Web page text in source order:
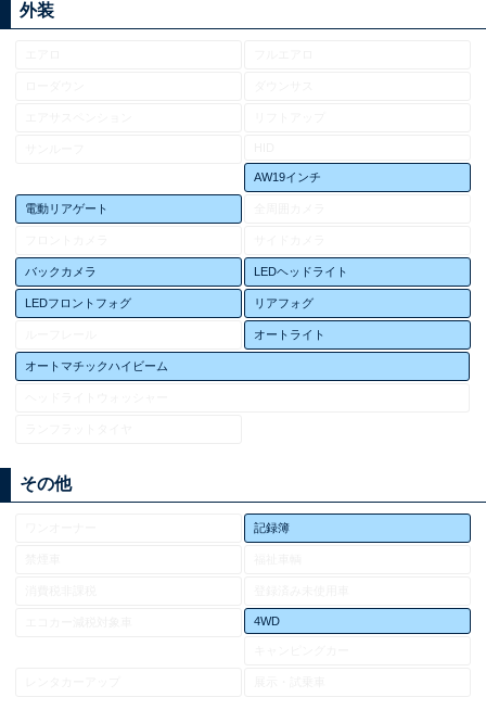
外装
AW19インチ
電動リアゲート
バックカメラ LEDヘッドライト
LEDフロントフォグ リアフォグ
オートライト
オートマチックハイビーム
その他
記録簿
4WD